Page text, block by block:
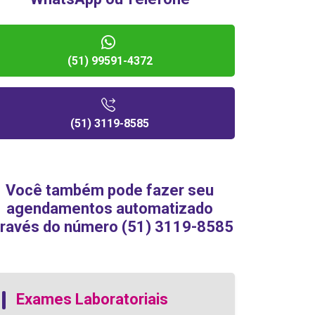
(51) 99591-4372
(51) 3119-8585
Você também pode fazer seu
agendamentos automatizado
do número (51) 3119-8585
Exames Laboratoriais